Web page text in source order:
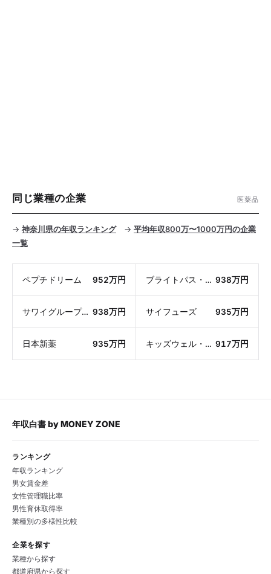
同じ業種の企業 医薬品
→ 神奈川県の年収ランキング→ 平均年収800万〜1000万円の企業
一覧
ペプチドリーム 952万円 ブライトパス・バイオ 938万円
サワイグループホールディングス 938万円 サイフューズ 935万円
日本新薬 935万円 キッズウェル・バイオ 917万円
年収白書byMONEY ZONE
ランキング
年収ランキング
男女賃金差
女性管理職比率
男性育休取得率
業種別の多様性比較
企業を探す
業種から探す
都道府県から探す